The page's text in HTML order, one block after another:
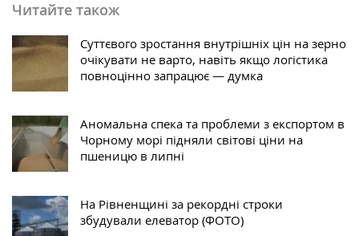
Читайте також
Суттєвого зростання внутрішніх цін на зерно
очікувати не варто, навіть якщо логістика
повноцінно запрацює — думка
Аномальна спека та проблеми з експортом в
Чорному морі підняли світові ціни на
пшеницю в липні
На Рівненщині за рекордні строки
збудували елеватор (ФОТО)